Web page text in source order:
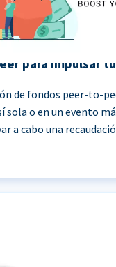
para impulsar
de fondos peer-to-
sola o en un evento
a cabo una